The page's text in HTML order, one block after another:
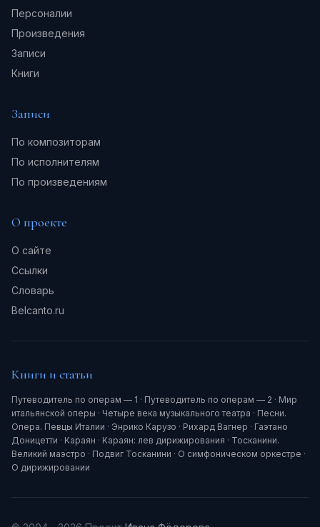
Персоналии
Произведения
Записи
Книги
Записи
По композиторам
По исполнителям
По произведениям
О проекте
О сайте
Ссылки
Словарь
Belcanto.ru
Книги и статьи
Путеводитель по операм — 1 · Путеводитель по операм — 2 · Мир
итальянской оперы · Четыре века музыкального театра · Песни.
Опера. Певцы Италии · Энрико Карузо · Рихард Вагнер · Гаэтано
Доницетти · Караян · Караян: лев дирижирования · Тосканини.
Великий маэстро · Подвиг Тосканини · О симфоническом оркестре ·
О дирижировании